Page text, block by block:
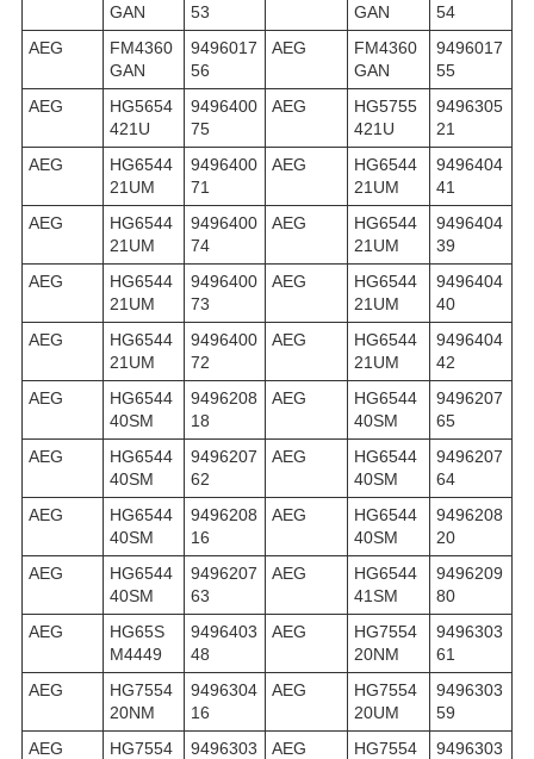
GAN
53
GAN
54
AEG
FM4360
GAN
9496017
56
AEG
FM4360
GAN
9496017
55
AEG
HG5654
421U
9496400
75
AEG
HG5755
421U
9496305
21
AEG
HG6544
21UM
9496400
71
AEG
HG6544
21UM
9496404
41
AEG
HG6544
21UM
9496400
74
AEG
HG6544
21UM
9496404
39
AEG
HG6544
21UM
9496400
73
AEG
HG6544
21UM
9496404
40
AEG
HG6544
21UM
9496400
72
AEG
HG6544
21UM
9496404
42
AEG
HG6544
40SM
9496208
18
AEG
HG6544
40SM
9496207
65
AEG
HG6544
40SM
9496207
62
AEG
HG6544
40SM
9496207
64
AEG
HG6544
40SM
9496208
16
AEG
HG6544
40SM
9496208
20
AEG
HG6544
40SM
9496207
63
AEG
HG6544
41SM
9496209
80
AEG
HG65S
M4449
9496403
48
AEG
HG7554
20NM
9496303
61
AEG
HG7554
20NM
9496304
16
AEG
HG7554
20UM
9496303
59
AEG
HG7554
9496303
AEG
HG7554
9496303